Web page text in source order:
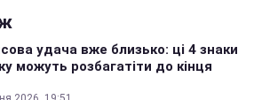
удача вже близько: ці 4 знаки
можуть розбагатіти до кінця